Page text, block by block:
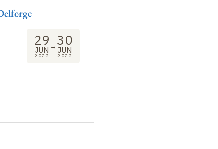
29
JUN
2023
→ 30
JUN
2023